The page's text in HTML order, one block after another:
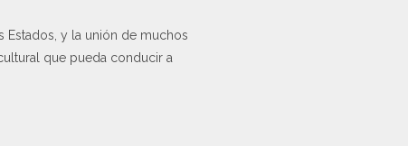
y la unión de muchos
que pueda conducir a